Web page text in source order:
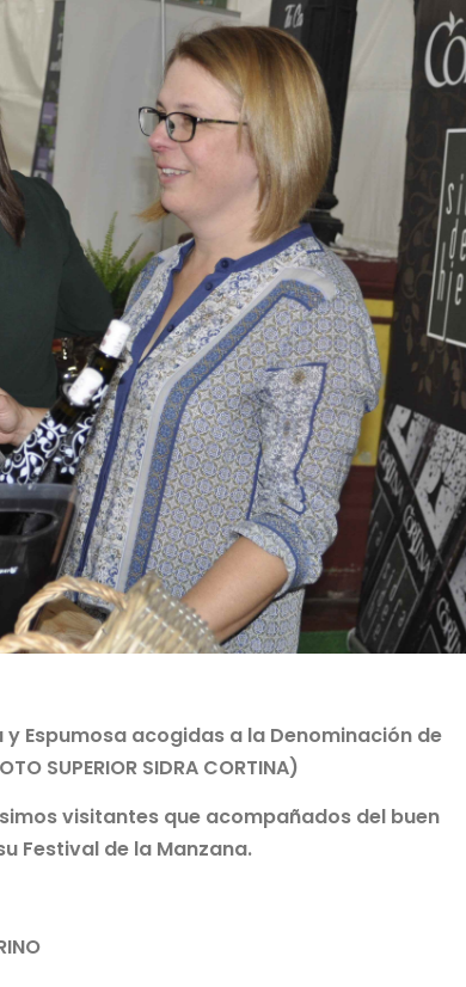
Espumosa acogidas a la Denominación de
SUPERIOR SIDRA CORTINA)
visitantes que acompañados del buen
Festival de la Manzana.